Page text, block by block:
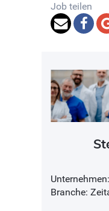
Job teilen
Branche: